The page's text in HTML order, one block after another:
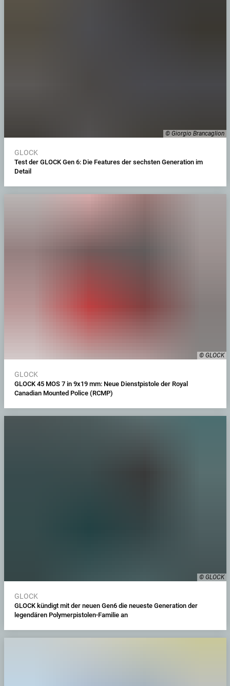
© Giorgio Brancaglion
GLOCK
Test der GLOCK Gen 6: Die Features der sechsten Generation im
Detail
© GLOCK
GLOCK
GLOCK 45 MOS 7 in 9x19 mm: Neue Dienstpistole der Royal
Canadian Mounted Police (RCMP)
© GLOCK
GLOCK
GLOCK kündigt mit der neuen Gen6 die neueste Generation der
legendären Polymerpistolen-Familie an